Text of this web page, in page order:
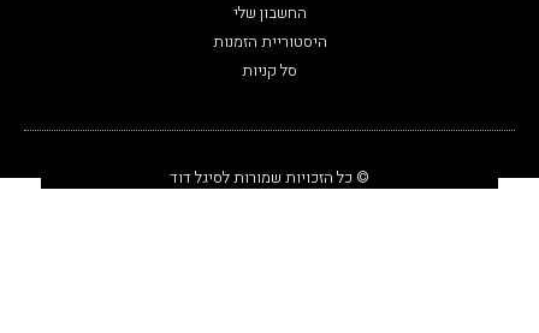
החשבון שלי
היסטוריית הזמנות
סל קניות
© כל הזכויות שמורות לסיגל דוד